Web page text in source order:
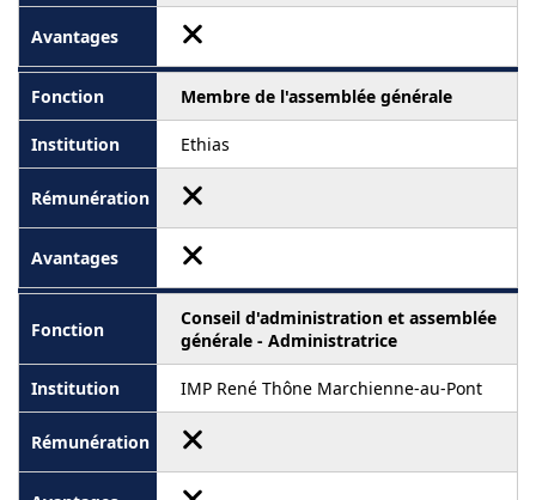
Membre de l'assemblée générale
Ethias
Conseil d'administration et assemblée
générale - Administratrice
IMP René Thône Marchienne-au-Pont